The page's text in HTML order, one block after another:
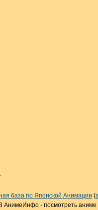
база по Японской Анимации (
АнимеИнфо - посмотреть аниме